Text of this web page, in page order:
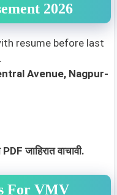
2026
resume before last
Avenue, Nagpur-
जाहिरात वाचावी.
For VMV